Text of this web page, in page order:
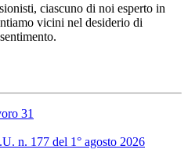
ciascuno di noi esperto in
vicini nel desiderio di
31
n. 177 del 1° agosto 2026